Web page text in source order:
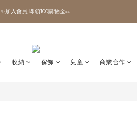
✨加入會員 即領100購物金🎫
✨加入會員 即領100購物金🎫
收納 傢飾 兒童 商業合作